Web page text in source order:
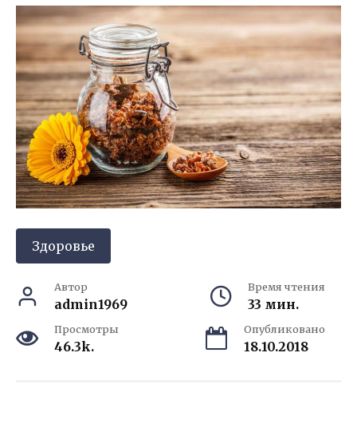
Здоровье
Автор
admin1969
Время чтения
33 мин.
Просмотры
46.3k.
Опубликовано
18.10.2018